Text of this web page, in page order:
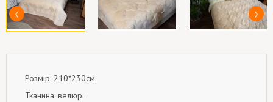
Розмір: 210*230см.
Тканина: велюр.